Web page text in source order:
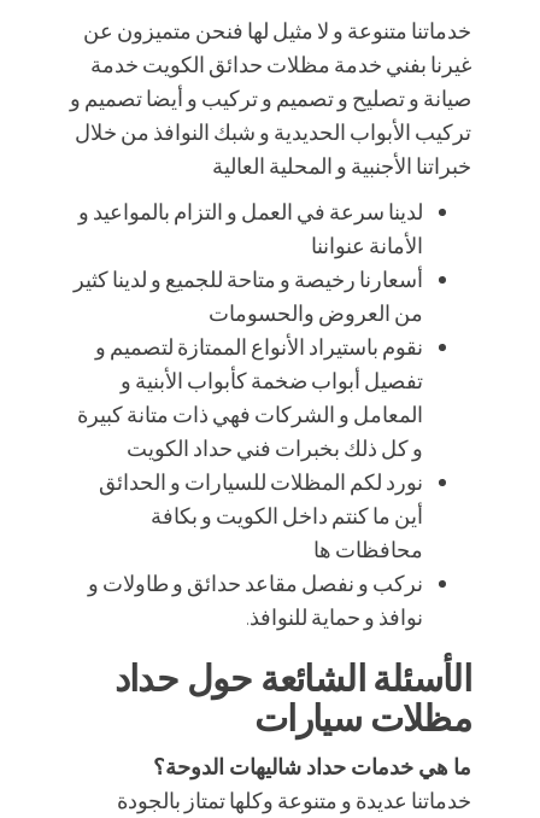
خدماتنا متنوعة و لا مثيل لها فنحن متميزون عن
غيرنا بفني خدمة مظلات حدائق الكويت خدمة
صيانة و تصليح و تصميم و تركيب و أيضا تصميم و
تركيب الأبواب الحديدية و شبك النوافذ من خلال
خبراتنا الأجنبية و المحلية العالية
لدينا سرعة في العمل و التزام بالمواعيد و
الأمانة عنواننا
أسعارنا رخيصة و متاحة للجميع و لدينا كثير
من العروض والحسومات
نقوم باستيراد الأنواع الممتازة لتصميم و
تفصيل أبواب ضخمة كأبواب الأبنية و
المعامل و الشركات فهي ذات متانة كبيرة
و كل ذلك بخبرات فني حداد الكويت
نورد لكم المظلات للسيارات و الحدائق
أين ما كنتم داخل الكويت و بكافة
محافظات ها
نركب و نفصل مقاعد حدائق و طاولات و
نوافذ و حماية للنوافذ.
الأسئلة الشائعة حول حداد
مظلات سيارات
ما هي خدمات حداد شاليهات الدوحة؟
خدماتنا عديدة و متنوعة وكلها تمتاز بالجودة